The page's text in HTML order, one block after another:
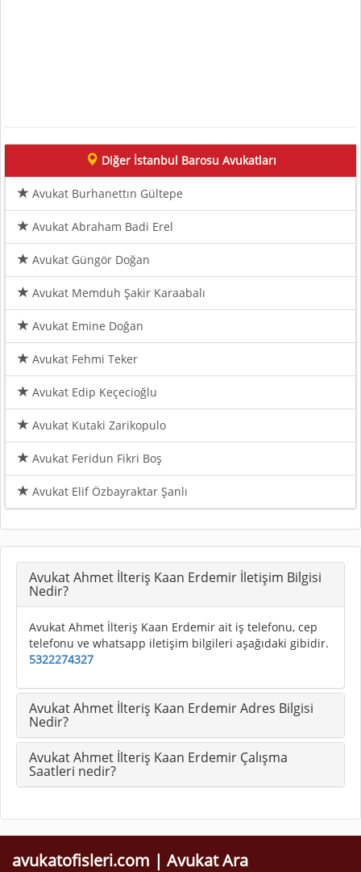
Diğer İstanbul Barosu Avukatları
Avukat Burhanettın Gültepe
Avukat Abraham Badi Erel
Avukat Güngör Doğan
Avukat Memduh Şakir Karaabalı
Avukat Emine Doğan
Avukat Fehmi Teker
Avukat Edip Keçecioğlu
Avukat Kutaki Zarikopulo
Avukat Feridun Fikri Boş
Avukat Elif Özbayraktar Şanlı
Avukat Ahmet İlteriş Kaan Erdemir İletişim Bilgisi
Nedir?
Avukat Ahmet İlteriş Kaan Erdemir ait iş telefonu, cep
telefonu ve whatsapp iletişim bilgileri aşağıdaki gibidir.
5322274327
Avukat Ahmet İlteriş Kaan Erdemir Adres Bilgisi
Nedir?
Avukat Ahmet İlteriş Kaan Erdemir Çalışma
Saatleri nedir?
avukatofisleri.com | Avukat Ara